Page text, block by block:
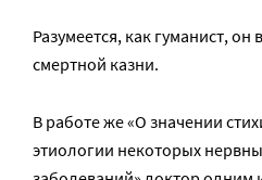
Разумеется, как гуманист, он
смертной казни.
В работе же «О значении
этиологии некоторых